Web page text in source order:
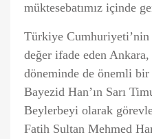
müktesebatımız içinde
Türkiye
değer ifade eden
döneminde de önemli bir
Bayezid Han’ın Sarı
Beylerbeyi olarak
Fatih Sultan Mehmed